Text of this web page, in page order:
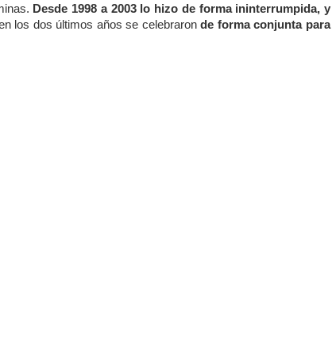
Desde 1998 a 2003 lo hizo de forma ininterrumpida, y
los dos últimos años se celebraronde forma conjunta para